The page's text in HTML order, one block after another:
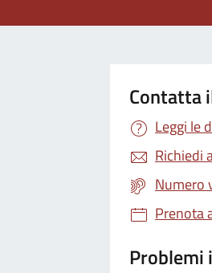
Contatta
Leggi le
Richiedi
Numero
Prenota
Problemi